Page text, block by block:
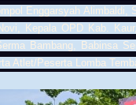
Enggarsyah
Kepala OPD Kab.
Bambang, Babinsa
Atlet/Peserta Lomba